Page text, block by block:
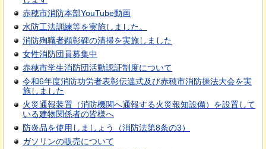
赤穂市消防本部YouTube動画
水防工法訓練等を実施しました。
消防殉職者顕彰碑の清掃を実施しました
女性消防団員募集中
赤穂市学生消防団活動認証制度について
令和6年度消防功労者表彰伝達式及び赤穂市消防操法大会を実
施しました
火災通報装置（消防機関へ通報する火災報知設備）を設置して
いる建物関係者の皆様へ
防炎品を使用しましょう（消防法第8条の3）
ガソリンの販売について